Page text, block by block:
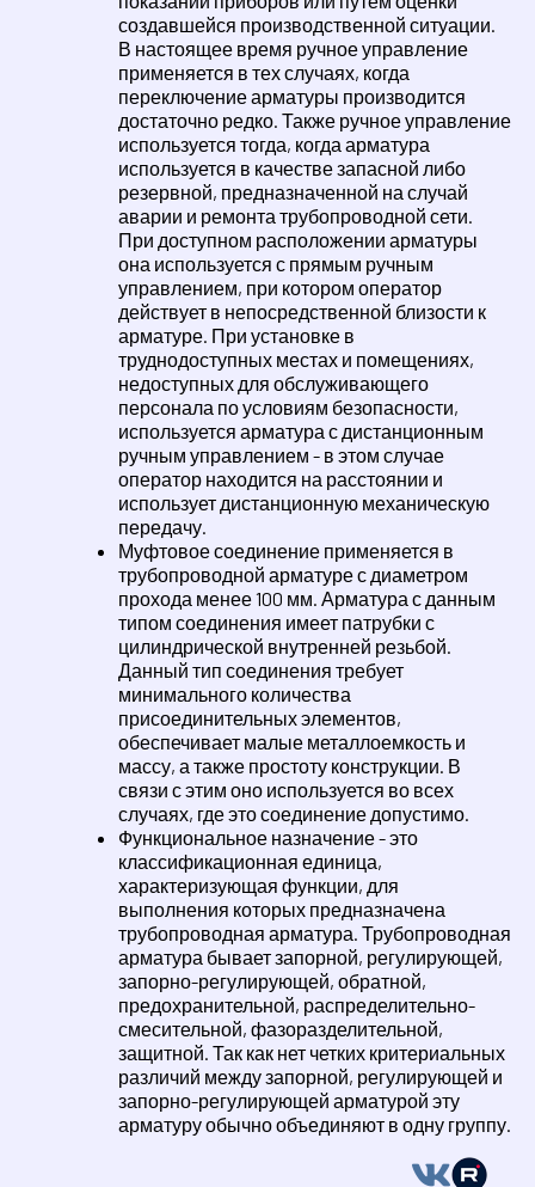
создавшейся производственной ситуации.
В настоящее время ручное управление
применяется в тех случаях, когда
переключение арматуры производится
достаточно редко. Также ручное управление
используется тогда, когда арматура
используется в качестве запасной либо
резервной, предназначенной на случай
аварии и ремонта трубопроводной сети.
При доступном расположении арматуры
она используется с прямым ручным
управлением, при котором оператор
действует в непосредственной близости к
арматуре. При установке в
труднодоступных местах и помещениях,
недоступных для обслуживающего
персонала по условиям безопасности,
используется арматура с дистанционным
ручным управлением - в этом случае
оператор находится на расстоянии и
использует дистанционную механическую
передачу.
Муфтовое соединение применяется в
трубопроводной арматуре с диаметром
прохода менее 100 мм. Арматура с данным
типом соединения имеет патрубки с
цилиндрической внутренней резьбой.
Данный тип соединения требует
минимального количества
присоединительных элементов,
обеспечивает малые металлоемкость и
массу, а также простоту конструкции. В
связи с этим оно используется во всех
случаях, где это соединение допустимо.
Функциональное назначение - это
классификационная единица,
характеризующая функции, для
выполнения которых предназначена
трубопроводная арматура. Трубопроводная
арматура бывает запорной, регулирующей,
запорно-регулирующей, обратной,
предохранительной, распределительно-
смесительной, фазоразделительной,
защитной. Так как нет четких критериальных
различий между запорной, регулирующей и
запорно-регулирующей арматурой эту
арматуру обычно объединяют в одну группу.